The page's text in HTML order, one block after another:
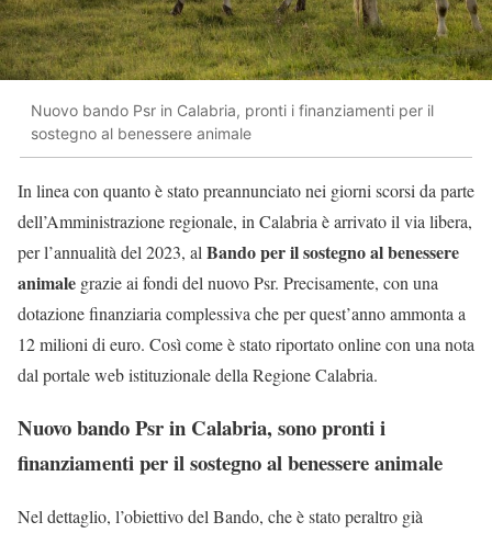
Nuovo bando Psr in Calabria, pronti i finanziamenti per il
sostegno al benessere animale
In linea con quanto è stato preannunciato nei giorni scorsi da parte
dell’Amministrazione regionale, in Calabria è arrivato il via libera,
per l’annualità del 2023, al Bando per il sostegno al benessere
animale grazie ai fondi del nuovo Psr. Precisamente, con una
dotazione finanziaria complessiva che per quest’anno ammonta a
12 milioni di euro. Così come è stato riportato online con una nota
dal portale web istituzionale della Regione Calabria.
Nuovo bando Psr in Calabria, sono pronti i
finanziamenti per il sostegno al benessere animale
Nel dettaglio, l’obiettivo del Bando, che è stato peraltro già